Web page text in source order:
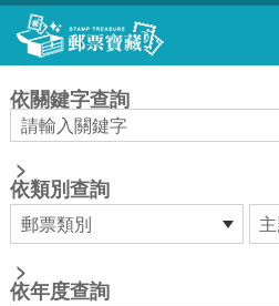
跳到主要內容區塊
依關鍵字查詢
>
依類別查詢
>
依年度查詢